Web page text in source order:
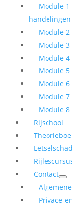
Module 1
handelingen
Module 2
Module 3
Module 4
Module 5
Module 6
Module 7
Module 8
Rijschool
Contact
Privace-